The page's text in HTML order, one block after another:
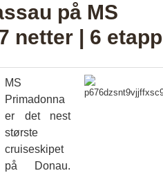
på MS
netter | 6
MS
Primadonna
er det nest
største
cruiseskipet
på Donau.